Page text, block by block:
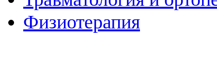
Физиотерапия